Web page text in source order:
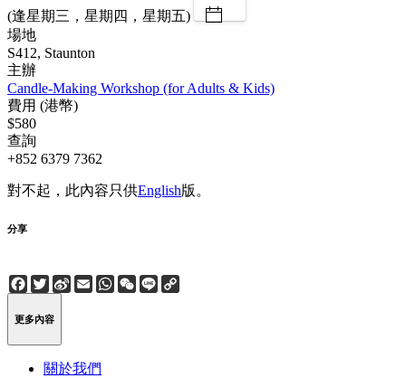
(逢星期三，星期四，星期五)
場地
S412, Staunton
主辦
Candle-Making Workshop (for Adults & Kids)
費用 (港幣)
$580
查詢
+852 6379 7362
對不起，此內容只供English版。
分享
Facebook
Twitter
Sina
Weibo
EmailWhatsApp
WeChat
Line
更多內容
關於我們